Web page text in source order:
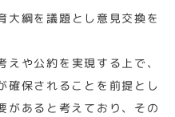
大綱を議題とし意見交換を
や公約を実現する上で、
確保されることを前提とし
があると考えており、その